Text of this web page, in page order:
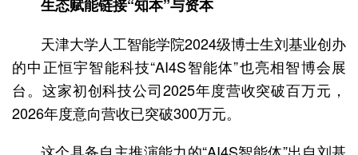
生态赋能链接“知本”与资本
天津大学人工智能学院2024级博士生刘基业创办
的中正恒宇智能科技“AI4S智能体”也亮相智博会展
台。这家初创科技公司2025年度营收突破百万元，
2026年度意向营收已突破300万元。